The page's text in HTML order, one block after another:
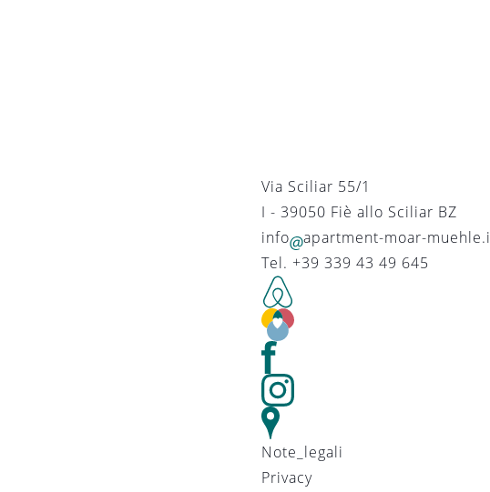
Via Sciliar 55/1
I - 39050 Fiè allo Sciliar BZ
info apartment-moar-muehle.i
Tel. +39 339 43 49 645
Note_legali
Privacy